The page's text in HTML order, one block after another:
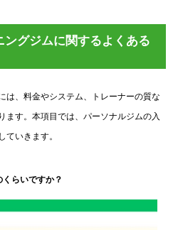
グジムに関するよくある
は、料金やシステム、トレーナーの質な
ます。本項目では、パーソナルジムの入
ていきます。
らいですか？